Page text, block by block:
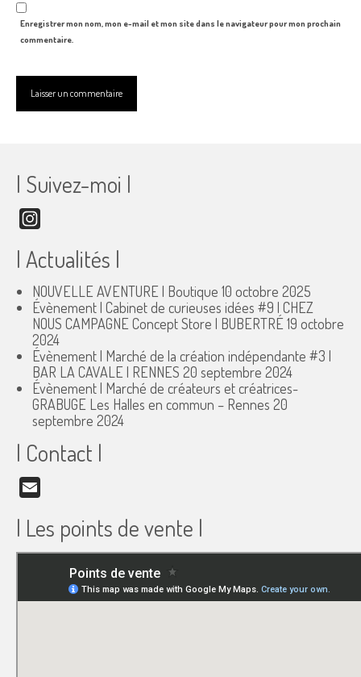
Enregistrer mon nom, mon e-mail et mon site dans le navigateur pour mon prochain
commentaire.
| Suivez-moi |
| Actualités |
NOUVELLE AVENTURE | Boutique 10 octobre 2025
Évènement | Cabinet de curieuses idées #9 | CHEZ
NOUS CAMPAGNE Concept Store | BUBERTRÉ 19 octobre
2024
Évènement | Marché de la création indépendante #3 |
BAR LA CAVALE | RENNES 20 septembre 2024
Évènement | Marché de créateurs et créatrices-
GRABUGE Les Halles en commun – Rennes 20
septembre 2024
| Contact |
| Les points de vente |